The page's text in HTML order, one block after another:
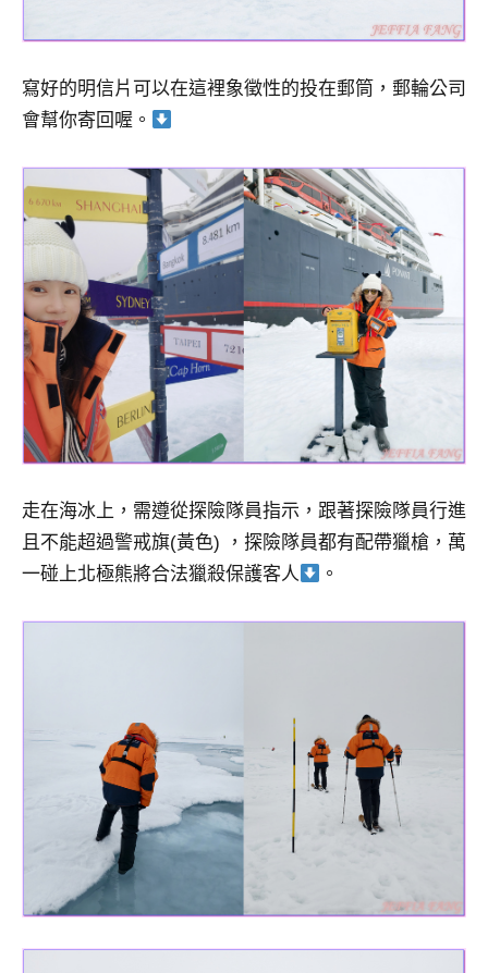
寫好的明信片可以在這裡象徵性的投在郵筒，郵輪公司
會幫你寄回喔。
走在海冰上，需遵從探險隊員指示，跟著探險隊員行進
且不能超過警戒旗(黃色) ，探險隊員都有配帶獵槍，萬
一碰上北極熊將合法獵殺保護客人
。